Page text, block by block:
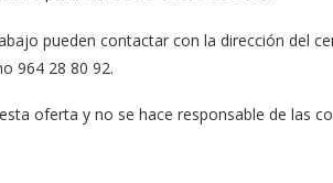
pueden contactar con la dirección del
964 28 80 92.
oferta y no se hace responsable de las